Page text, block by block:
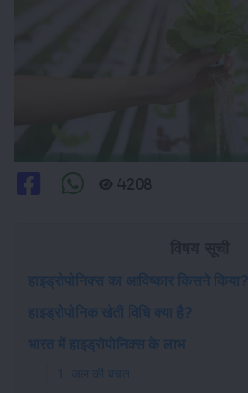
4208
हाइड्रोपोनिक्स का आविष्कार किसने किया?
हाइड्रोपोनिक खेती विधि क्या है?
भारत में हाइड्रोपोनिक्स के लाभ
1. जल की बचत